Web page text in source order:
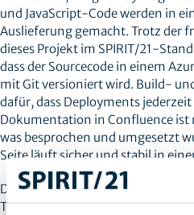
und JavaScript-Code werden in
Auslieferung gemacht. Trotz der
dieses Projekt im SPIRIT/21-
dass der Sourcecode in einem
mit Git versioniert wird. Build-
dafür, dass Deployments
Dokumentation in Confluence ist
was besprochen und umgesetzt
Seite läuft sicher und stabil in
Die Vorteile von Kirby haben uns
Typo3 lief reibungslos und auch